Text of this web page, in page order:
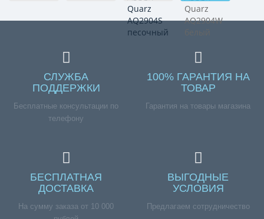
СЛУЖБА
ПОДДЕРЖКИ
Бесплатные консультации по
телефону
100% ГАРАНТИЯ НА
ТОВАР
Гарантия на товары магазина
БЕСПЛАТНАЯ
ДОСТАВКА
На сумму заказа от 10 000
ВЫГОДНЫЕ
УСЛОВИЯ
Предлагаем сотрудничество